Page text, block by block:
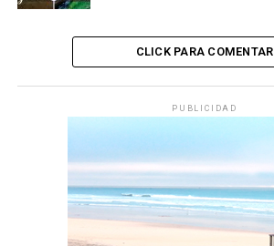
CLICK PARA COMENTAR
PUBLICIDAD